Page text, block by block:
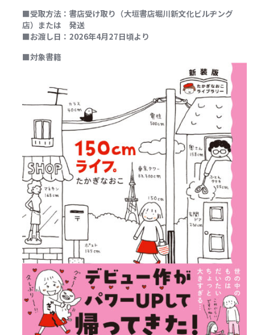
■受取方法：書店受け取り（大垣書店堀川新文化ビルヂング
店）または 発送
■お渡し日：2026年4月27日頃より
■対象書籍